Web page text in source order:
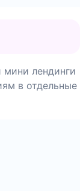
мини лендинги
в отдельные